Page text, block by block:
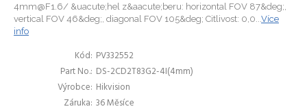
4mm@F1.6/ &uacute;hel z&aacute;beru: horizontal FOV 87&deg;,
vertical FOV 46&deg;, diagonal FOV 105&deg; Citlivost: 0,0...Více
info
Kód PV332552
Part No. DS-2CD2T83G2-4I(4mm)
Výrobce Hikvision
Záruka 36 Měsíce